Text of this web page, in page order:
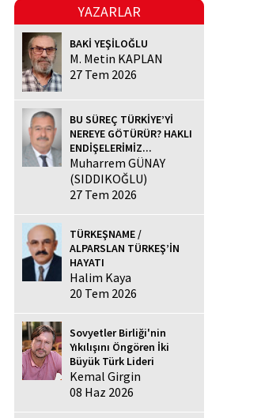
YAZARLAR
BAKİ YEŞİLOĞLU
M. Metin KAPLAN
27 Tem 2026
BU SÜREÇ TÜRKİYE’Yİ
NEREYE GÖTÜRÜR? HAKLI
ENDİŞELERİMİZ...
Muharrem GÜNAY
(SIDDIKOĞLU)
27 Tem 2026
TÜRKEŞNAME /
ALPARSLAN TÜRKEŞ’İN
HAYATI
Halim Kaya
20 Tem 2026
Sovyetler Birliği'nin
Yıkılışını Öngören İki
Büyük Türk Lideri
Kemal Girgin
08 Haz 2026